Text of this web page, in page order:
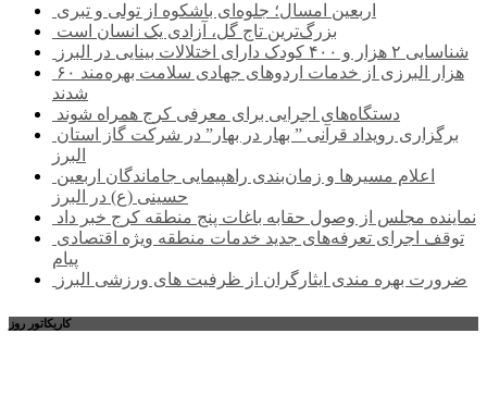
اربعین امسال؛ جلوه‌ای باشکوه از تولی و تبری
بزرگ‌ترین تاج گل، آزادی یک انسان است
شناسایی ۲ هزار و ۴۰۰ کودک دارای اختلالات بینایی در البرز
۶۰ هزار البرزی از خدمات اردوهای جهادی سلامت بهره‌مند
شدند
دستگاه‌های اجرایی برای معرفی کرج همراه شوند
البرز
حسینی (ع) در البرز
نماینده مجلس از وصول حقابه باغات پنج منطقه کرج خبر داد
پیام
ضرورت بهره مندی ایثارگران از ظرفیت های ورزشی البرز
کاریکاتور روز